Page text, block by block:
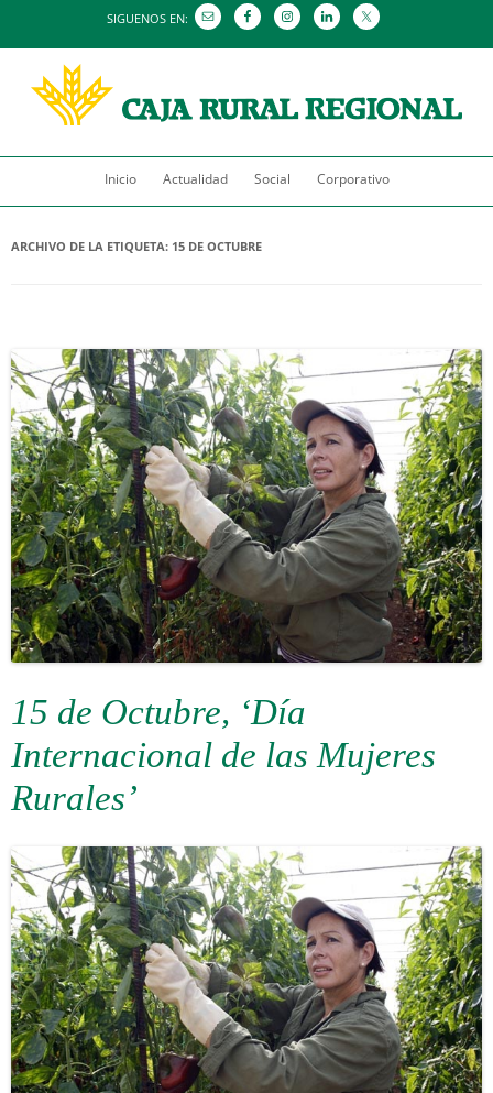
SIGUENOS EN:
Saltar
al
Inicio Actualidad Social Corporativo
ARCHIVO DE LA ETIQUETA: 15 DE OCTUBRE
15 de Octubre, ‘Día
Internacional de las Mujeres
Rurales’